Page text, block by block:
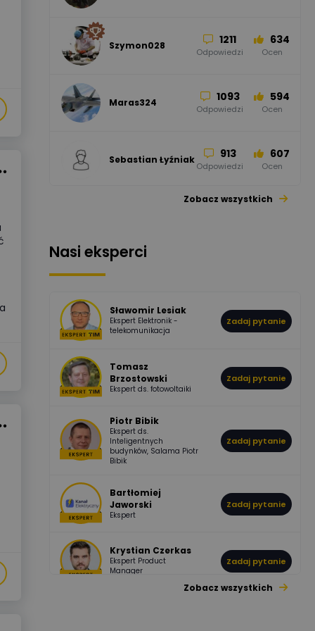
52 45
Szymon028 1211
Odpowiedzi
634
Ocen
Maras324 1093
Odpowiedzi
594
Ocen
Sebastian Łyźniak 913
Odpowiedzi
607
Ocen
Pawel02 955 374
boss 532 714
DawidZak 796
Odpowiedzi
244
Ocen
Zobacz wszystkich
Nasi eksperci
Sławomir Lesiak
Ekspert Elektronik -
telekomunikacja
Zadaj pytanie
Tomasz
Brzostowski
Ekspert ds. fotowoltaiki
Zadaj pytanie
Piotr Bibik
Ekspert ds.
Inteligentnych
budynków, Salama Piotr
Bibik
Zadaj pytanie
Bartłomiej
Jaworski
Ekspert
Zadaj pytanie
Krystian Czerkas
Ekspert Product
Manager
Zadaj pytanie
Zobacz wszystkich